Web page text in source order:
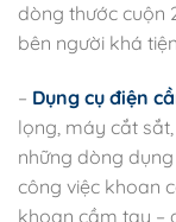
dòng thước cuộn
bên người khá
– Dụng cụ điện
lọng, máy cắt
những dòng
công việc khoan
khoan cầm tay –